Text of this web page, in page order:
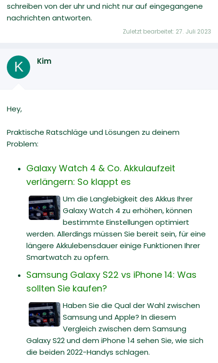
schreiben von der uhr und nicht nur auf eingegangene
nachrichten antworten.
Zuletzt bearbeitet: 27. Juli 2023
K Kim
Hey,
Praktische Ratschläge und Lösungen zu deinem
Problem:
Galaxy Watch 4 & Co. Akkulaufzeit
verlängern: So klappt es
Um die Langlebigkeit des Akkus Ihrer
Galaxy Watch 4 zu erhöhen, können
bestimmte Einstellungen optimiert
werden. Allerdings müssen Sie bereit sein, für eine
längere Akkulebensdauer einige Funktionen Ihrer
Smartwatch zu opfern.
Samsung Galaxy S22 vs iPhone 14: Was
sollten Sie kaufen?
Haben Sie die Qual der Wahl zwischen
Samsung und Apple? In diesem
Vergleich zwischen dem Samsung
Galaxy S22 und dem iPhone 14 sehen Sie, wie sich
die beiden 2022-Handys schlagen.